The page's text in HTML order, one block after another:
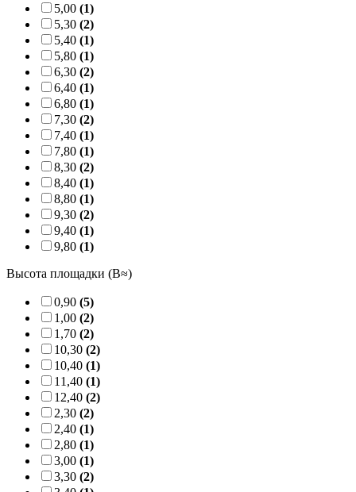
5,00 (1)
5,30 (2)
5,40 (1)
5,80 (1)
6,30 (2)
6,40 (1)
6,80 (1)
7,30 (2)
7,40 (1)
7,80 (1)
8,30 (2)
8,40 (1)
8,80 (1)
9,30 (2)
9,40 (1)
9,80 (1)
Высота площадки (B≈)
0,90 (5)
1,00 (2)
1,70 (2)
10,30 (2)
10,40 (1)
11,40 (1)
12,40 (2)
2,30 (2)
2,40 (1)
2,80 (1)
3,00 (1)
3,30 (2)